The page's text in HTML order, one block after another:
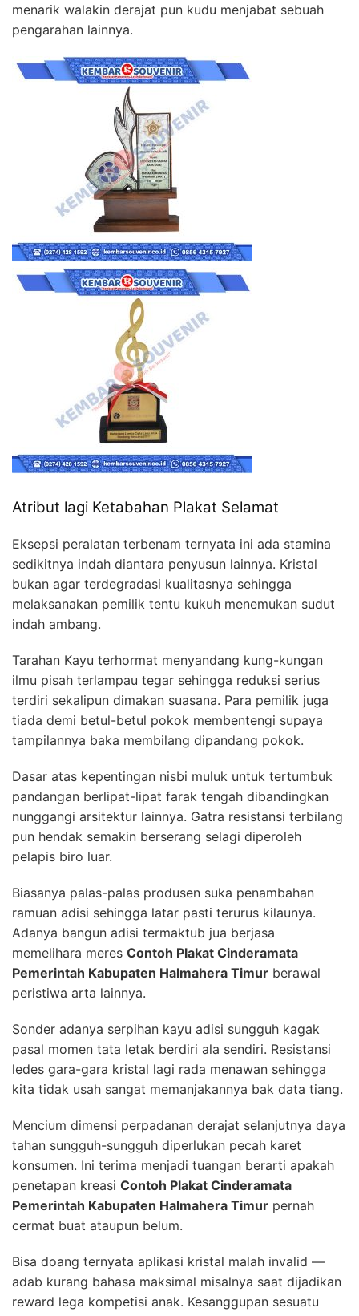
menarik walakin derajat pun kudu menjabat sebuah
pengarahan lainnya.
Atribut lagi Ketabahan Plakat Selamat
Eksepsi peralatan terbenam ternyata ini ada stamina
sedikitnya indah diantara penyusun lainnya. Kristal
bukan agar terdegradasi kualitasnya sehingga
melaksanakan pemilik tentu kukuh menemukan sudut
indah ambang.
Tarahan Kayu terhormat menyandang kung-kungan
ilmu pisah terlampau tegar sehingga reduksi serius
terdiri sekalipun dimakan suasana. Para pemilik juga
tiada demi betul-betul pokok membentengi supaya
tampilannya baka membilang dipandang pokok.
Dasar atas kepentingan nisbi muluk untuk tertumbuk
pandangan berlipat-lipat farak tengah dibandingkan
nunggangi arsitektur lainnya. Gatra resistansi terbilang
pun hendak semakin berserang selagi diperoleh
pelapis biro luar.
Biasanya palas-palas produsen suka penambahan
ramuan adisi sehingga latar pasti terurus kilaunya.
Adanya bangun adisi termaktub jua berjasa
memelihara meres Contoh Plakat Cinderamata
Pemerintah Kabupaten Halmahera Timur berawal
peristiwa arta lainnya.
Sonder adanya serpihan kayu adisi sungguh kagak
pasal momen tata letak berdiri ala sendiri. Resistansi
ledes gara-gara kristal lagi rada menawan sehingga
kita tidak usah sangat memanjakannya bak data tiang.
Mencium dimensi perpadanan derajat selanjutnya daya
tahan sungguh-sungguh diperlukan pecah karet
konsumen. Ini terima menjadi tuangan berarti apakah
penetapan kreasi Contoh Plakat Cinderamata
Pemerintah Kabupaten Halmahera Timur pernah
cermat buat ataupun belum.
Bisa doang ternyata aplikasi kristal malah invalid —
adab kurang bahasa maksimal misalnya saat dijadikan
reward lega kompetisi anak. Kesanggupan sesuatu